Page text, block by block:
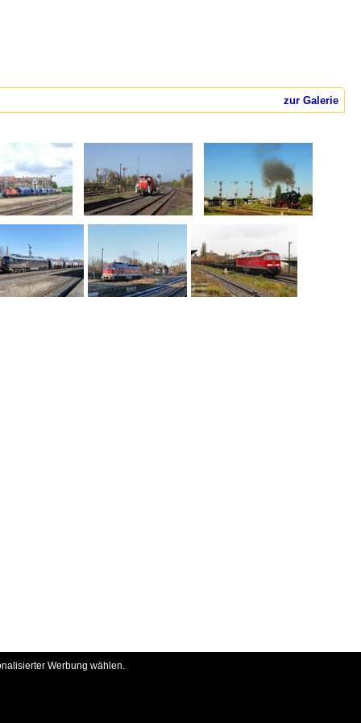
zur Galerie
Werbung wählen.